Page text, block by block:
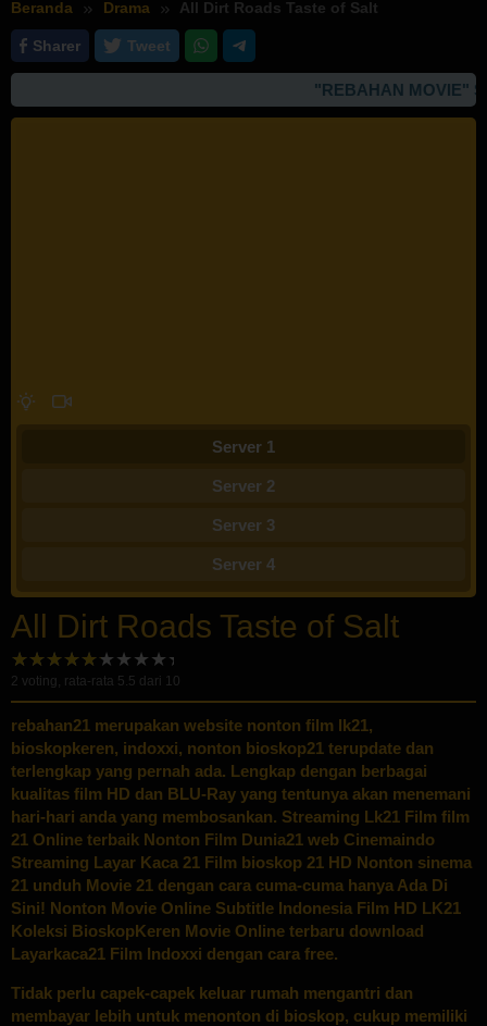
Beranda Drama All Dirt Roads Taste of Salt
Sharer Tweet
"REBAHAN MOVIE"
Server 1
Server 2
Server 3
Server 4
All Dirt Roads Taste of Salt
2 voting, rata-rata 5.5 dari 10
rebahan21 merupakan website nonton film lk21,
bioskopkeren, indoxxi, nonton bioskop21 terupdate dan
terlengkap yang pernah ada. Lengkap dengan berbagai
kualitas film HD dan BLU-Ray yang tentunya akan menemani
hari-hari anda yang membosankan. Streaming Lk21 Film film
21 Online terbaik Nonton Film Dunia21 web Cinemaindo
Streaming Layar Kaca 21 Film bioskop 21 HD Nonton sinema
21 unduh Movie 21 dengan cara cuma-cuma hanya Ada Di
Sini! Nonton Movie Online Subtitle Indonesia Film HD LK21
Koleksi BioskopKeren Movie Online terbaru download
Layarkaca21 Film Indoxxi dengan cara free.
Tidak perlu capek-capek keluar rumah mengantri dan
membayar lebih untuk menonton di bioskop, cukup memiliki